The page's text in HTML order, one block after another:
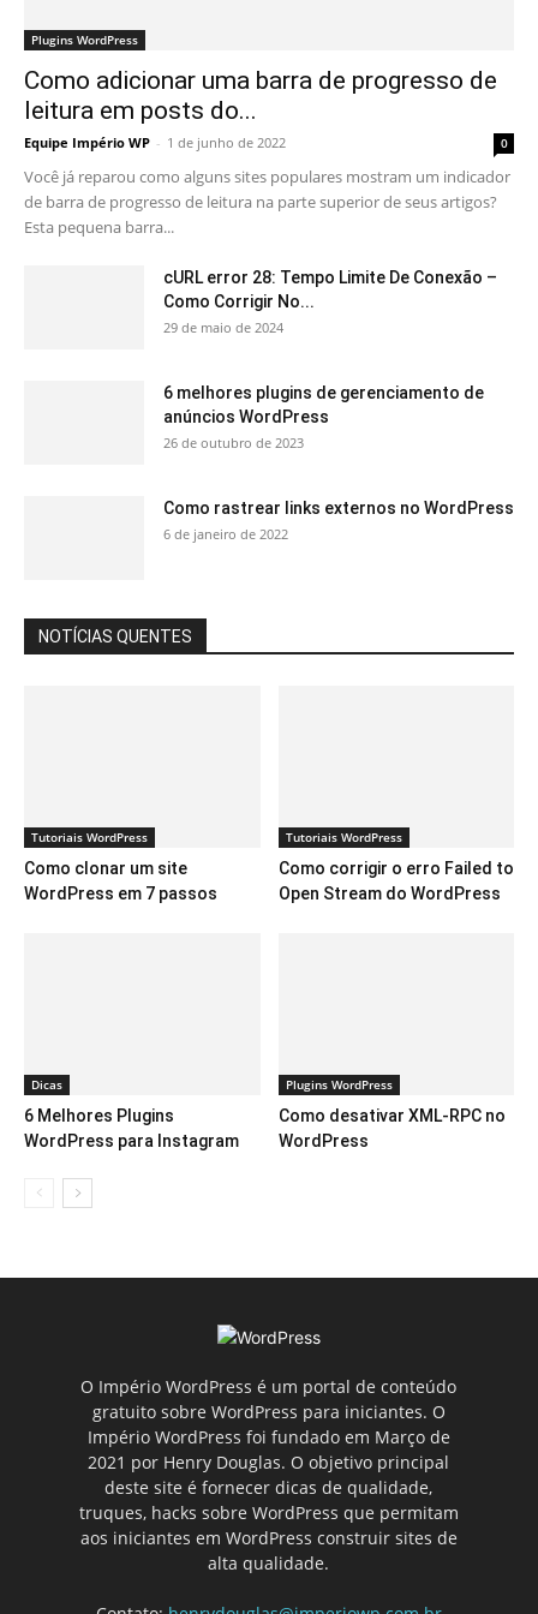
Plugins WordPress
Como adicionar uma barra de progresso de
leitura em posts do...
Equipe Império WP - 1 de junho de 2022 0
Você já reparou como alguns sites populares mostram um indicador
de barra de progresso de leitura na parte superior de seus artigos?
Esta pequena barra...
cURL error 28: Tempo Limite De Conexão –
Como Corrigir No...
29 de maio de 2024
6 melhores plugins de gerenciamento de
anúncios WordPress
26 de outubro de 2023
Como rastrear links externos no WordPress
6 de janeiro de 2022
NOTÍCIAS QUENTES
Tutoriais WordPress
Como clonar um site
WordPress em 7 passos
Tutoriais WordPress
Como corrigir o erro Failed to
Open Stream do WordPress
Dicas
6 Melhores Plugins
WordPress para Instagram
Plugins WordPress
Como desativar XML-RPC no
WordPress
O Império WordPress é um portal de conteúdo
gratuito sobre WordPress para iniciantes. O
Império WordPress foi fundado em Março de
2021 por Henry Douglas. O objetivo principal
deste site é fornecer dicas de qualidade,
truques, hacks sobre WordPress que permitam
aos iniciantes em WordPress construir sites de
alta qualidade.